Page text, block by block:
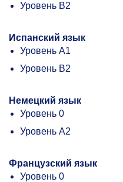
Уровень В2
Испанский язык
Уровень А1
Уровень В2
Немецкий язык
Уровень 0
Уровень А2
Французский язык
Уровень 0